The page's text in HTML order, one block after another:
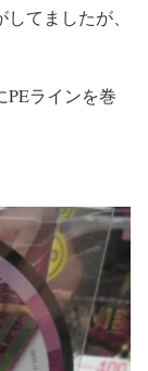
てましたが、
PEラインを巻